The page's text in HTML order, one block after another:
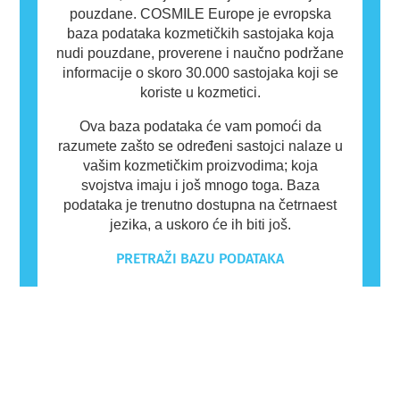
pouzdane. COSMILE Europe je evropska
baza podataka kozmetičkih sastojaka koja
nudi pouzdane, proverene i naučno podržane
informacije o skoro 30.000 sastojaka koji se
koriste u kozmetici.
Ova baza podataka će vam pomoći da
razumete zašto se određeni sastojci nalaze u
vašim kozmetičkim proizvodima; koja
svojstva imaju i još mnogo toga. Baza
podataka je trenutno dostupna na četrnaest
jezika, a uskoro će ih biti još.
PRETRAŽI BAZU PODATAKA